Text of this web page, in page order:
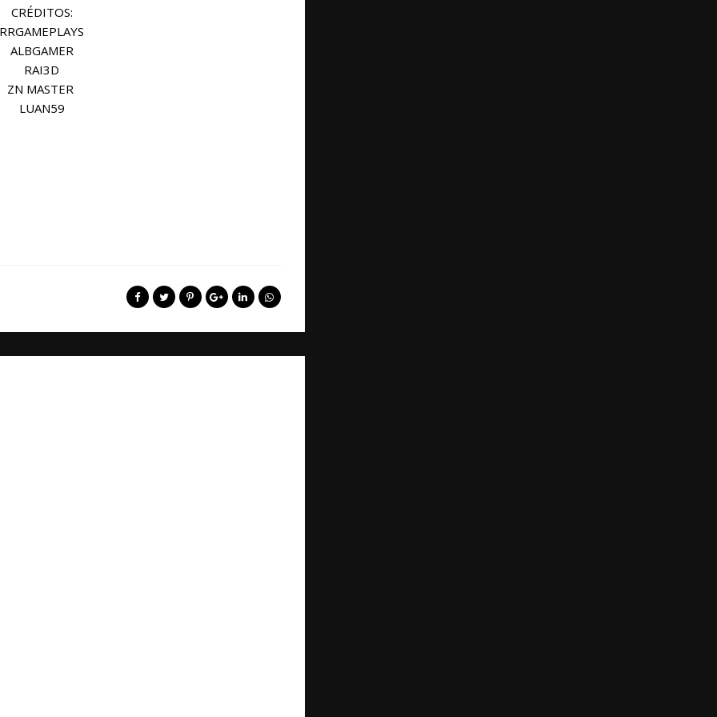
CRÉDITOS:
RRGAMEPLAYS
ALBGAMER
RAI3D
ZN MASTER
LUAN59